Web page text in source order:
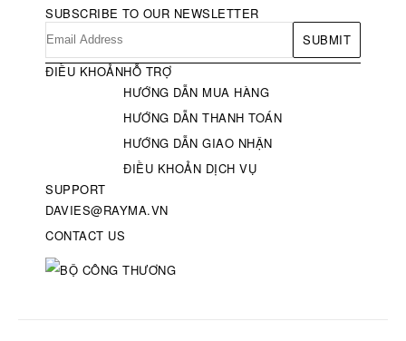
SUBSCRIBE TO OUR NEWSLETTER
SUBMIT
ĐIỀU KHOẢNHỖ TRỢ
HƯỚNG DẪN MUA HÀNG
HƯỚNG DẪN THANH TOÁN
HƯỚNG DẪN GIAO NHẬN
ĐIỀU KHOẢN DỊCH VỤ
SUPPORT
DAVIES@RAYMA.VN
CONTACT US